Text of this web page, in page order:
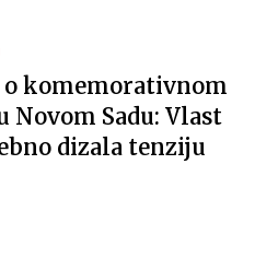
komemorativnom
Novom Sadu: Vlast
dizala tenziju